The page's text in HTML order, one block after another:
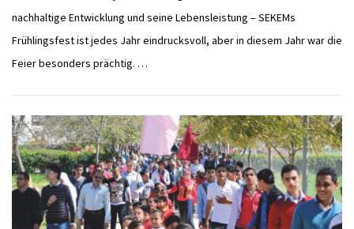
nachhaltige Entwicklung und seine Lebensleistung – SEKEMs
Frühlingsfest ist jedes Jahr eindrucksvoll, aber in diesem Jahr war die
Feier besonders prächtig. …